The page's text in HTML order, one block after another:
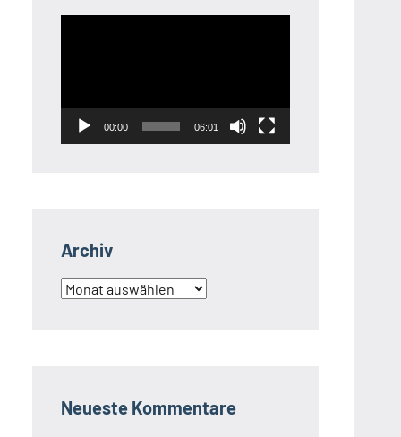
00:00 06:01
Archiv
Archiv
Neueste Kommentare